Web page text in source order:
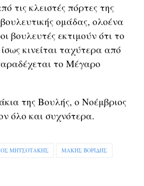
τις κλειστές πόρτες της
ομάδας, ολοένα
βουλευτές εκτιμούν ότι το
κινείται ταχύτερα από
το Μέγαρο
της Βουλής, ο Νοέμβριος
όλο και συχνότερα.
ΜΗΤΣΟΤΑΚΗΣ ΜΑΚΗΣ ΒΟΡΙΔΗΣ